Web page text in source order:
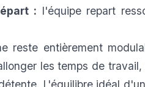
: l'équipe repart
reste entièrement
les temps de